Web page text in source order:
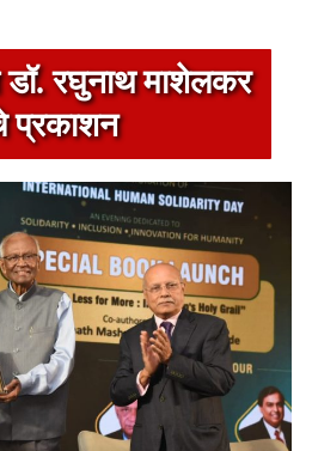
डॉ. रघुनाथ माशेलकर
प्रकाशन